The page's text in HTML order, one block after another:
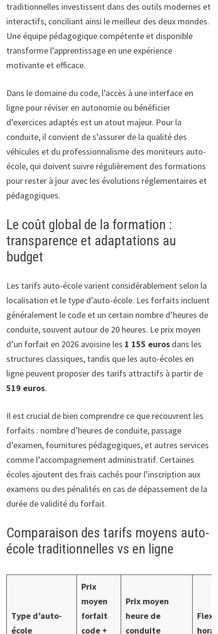
traditionnelles investissent dans des outils modernes et
interactifs, conciliant ainsi le meilleur des deux mondes.
Une équipe pédagogique compétente et disponible
transforme l’apprentissage en une expérience
motivante et efficace.
Dans le domaine du code, l’accès à une interface en
ligne pour réviser en autonomie ou bénéficier
d’exercices adaptés est un atout majeur. Pour la
conduite, il convient de s’assurer de la qualité des
véhicules et du professionnalisme des moniteurs auto-
école, qui doivent suivre régulièrement des formations
pour rester à jour avec les évolutions réglementaires et
pédagogiques.
Le coût global de la formation :
transparence et adaptations au
budget
Les tarifs auto-école varient considérablement selon la
localisation et le type d’auto-école. Les forfaits incluent
généralement le code et un certain nombre d’heures de
conduite, souvent autour de 20 heures. Le prix moyen
d’un forfait en 2026 avoisine les 1 155 eurosdans les
structures classiques, tandis que les auto-écoles en
ligne peuvent proposer des tarifs attractifs à partir de
519 euros.
Il est crucial de bien comprendre ce que recouvrent les
forfaits : nombre d’heures de conduite, passage
d’examen, fournitures pédagogiques, et autres services
comme l’accompagnement administratif. Certaines
écoles ajoutent des frais cachés pour l’inscription aux
examens ou des pénalités en cas de dépassement de la
durée de validité du forfait.
Comparaison des tarifs moyens auto-
école traditionnelles vs en ligne
Type d’auto-
école
Prix
moyen
forfait
code +
Prix moyen
heure de
conduite